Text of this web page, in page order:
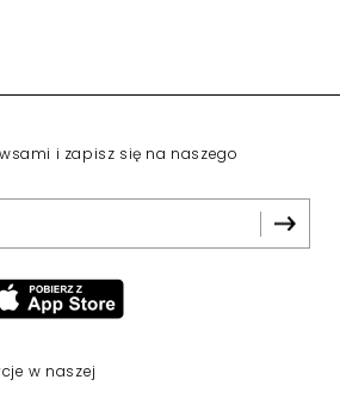
i zapisz się na naszego
w naszej